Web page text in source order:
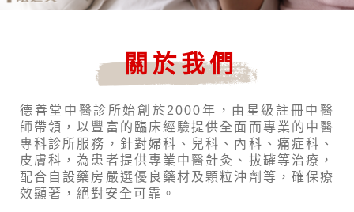
關於我們
德善堂中醫診所始創於2000年，由星級註冊中醫
師帶領，以豐富的臨床經驗提供全面而專業的中醫
專科診所服務，針對婦科、兒科、內科、痛症科、
皮膚科，為患者提供專業中醫針灸、拔罐等治療，
配合自設藥房嚴選優良藥材及顆粒沖劑等，確保療
效顯著，絕對安全可靠。